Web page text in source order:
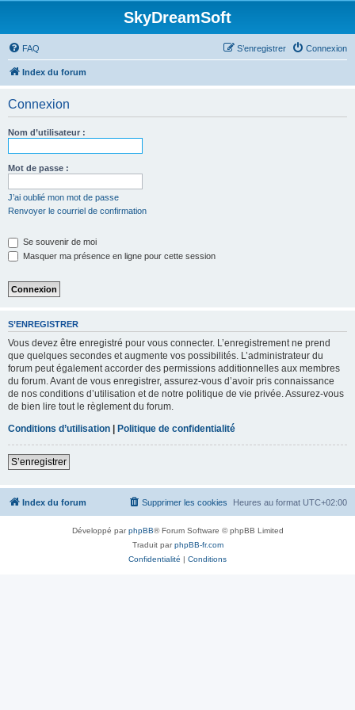
SkyDreamSoft
FAQ Connexion
S’enregistrer
Index du forum
Connexion
Nom d’utilisateur :
Mot de passe :
J’ai oublié mon mot de passe
Renvoyer le courriel de confirmation
Se souvenir de moi
Masquer ma présence en ligne pour cette session
S’ENREGISTRER
Vous devez être enregistré pour vous connecter. L’enregistrement ne prend
que quelques secondes et augmente vos possibilités. L’administrateur du
forum peut également accorder des permissions additionnelles aux membres
du forum. Avant de vous enregistrer, assurez-vous d’avoir pris connaissance
de nos conditions d’utilisation et de notre politique de vie privée. Assurez-vous
de bien lire tout le règlement du forum.
Conditions d’utilisation | Politique de confidentialité
S’enregistrer
Index du forum Heures au format UTC+02:00
Supprimer les cookies
Développé parphpBB® Forum Software © phpBB Limited
Traduit parphpBB-fr.com
Confidentialité | Conditions